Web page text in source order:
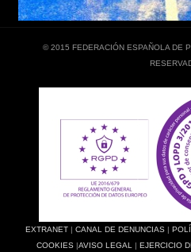
© 2015 FEDERACIÓN ESPAÑOLA DE
EXTRANET | CANAL DE DENUNCIAS |
COOKIES|AVISO LEGAL | EJERCICIO